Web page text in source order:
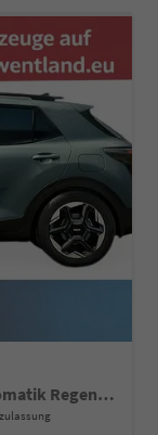
Exclusive LED-Scheinwerfer Klimaautomatik Regensensor Sitzheizung Kamera PDC v+h